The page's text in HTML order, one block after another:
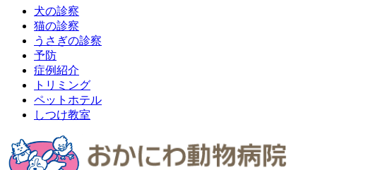
犬の診察
猫の診察
うさぎの診察
予防
症例紹介
トリミング
ペットホテル
しつけ教室